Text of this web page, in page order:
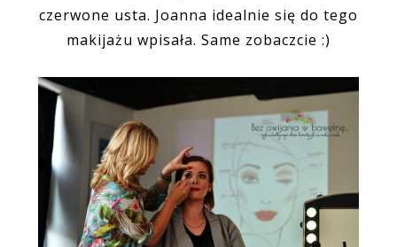
czerwone usta. Joanna idealnie się do tego
makijażu wpisała. Same zobaczcie :)